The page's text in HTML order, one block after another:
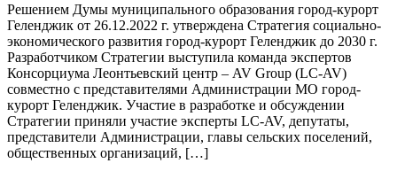
Решением Думы муниципального образования город-курорт
Геленджик от 26.12.2022 г. утверждена Стратегия социально-
экономического развития город-курорт Геленджик до 2030 г.
Разработчиком Стратегии выступила команда экспертов
Консорциума Леонтьевский центр – AV Group (LC-AV)
совместно с представителями Администрации МО город-
курорт Геленджик. Участие в разработке и обсуждении
Стратегии приняли участие эксперты LC-AV, депутаты,
представители Администрации, главы сельских поселений,
общественных организаций, […]